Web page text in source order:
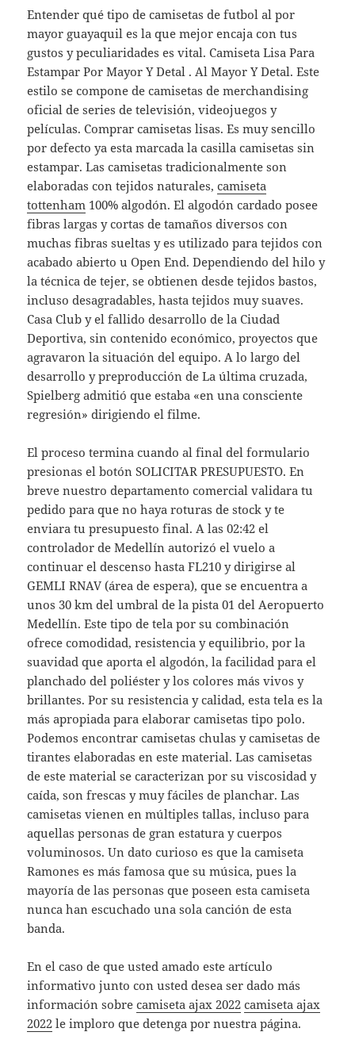
Entender qué tipo de camisetas de futbol al por
mayor guayaquil es la que mejor encaja con tus
gustos y peculiaridades es vital. Camiseta Lisa Para
Estampar Por Mayor Y Detal . Al Mayor Y Detal. Este
estilo se compone de camisetas de merchandising
oficial de series de televisión, videojuegos y
películas. Comprar camisetas lisas. Es muy sencillo
por defecto ya esta marcada la casilla camisetas sin
estampar. Las camisetas tradicionalmente son
elaboradas con tejidos naturales,camiseta
tottenham 100% algodón. El algodón cardado posee
fibras largas y cortas de tamaños diversos con
muchas fibras sueltas y es utilizado para tejidos con
acabado abierto u Open End. Dependiendo del hilo y
la técnica de tejer, se obtienen desde tejidos bastos,
incluso desagradables, hasta tejidos muy suaves.
Casa Club y el fallido desarrollo de la Ciudad
Deportiva, sin contenido económico, proyectos que
agravaron la situación del equipo. A lo largo del
desarrollo y preproducción de La última cruzada,
Spielberg admitió que estaba «en una consciente
regresión» dirigiendo el filme.
El proceso termina cuando al final del formulario
presionas el botón SOLICITAR PRESUPUESTO. En
breve nuestro departamento comercial validara tu
pedido para que no haya roturas de stock y te
enviara tu presupuesto final. A las 02:42 el
controlador de Medellín autorizó el vuelo a
continuar el descenso hasta FL210 y dirigirse al
GEMLI RNAV (área de espera), que se encuentra a
unos 30 km del umbral de la pista 01 del Aeropuerto
Medellín. Este tipo de tela por su combinación
ofrece comodidad, resistencia y equilibrio, por la
suavidad que aporta el algodón, la facilidad para el
planchado del poliéster y los colores más vivos y
brillantes. Por su resistencia y calidad, esta tela es la
más apropiada para elaborar camisetas tipo polo.
Podemos encontrar camisetas chulas y camisetas de
tirantes elaboradas en este material. Las camisetas
de este material se caracterizan por su viscosidad y
caída, son frescas y muy fáciles de planchar. Las
camisetas vienen en múltiples tallas, incluso para
aquellas personas de gran estatura y cuerpos
voluminosos. Un dato curioso es que la camiseta
Ramones es más famosa que su música, pues la
mayoría de las personas que poseen esta camiseta
nunca han escuchado una sola canción de esta
banda.
En el caso de que usted amado este artículo
informativo junto con usted desea ser dado más
información sobrecamiseta ajax 2022 camiseta ajax
2022 le imploro que detenga por nuestra página.